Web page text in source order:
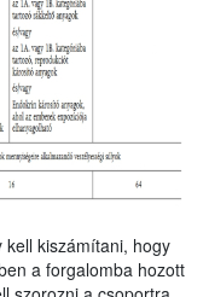
kiszámítani, hogy
a forgalomba hozott